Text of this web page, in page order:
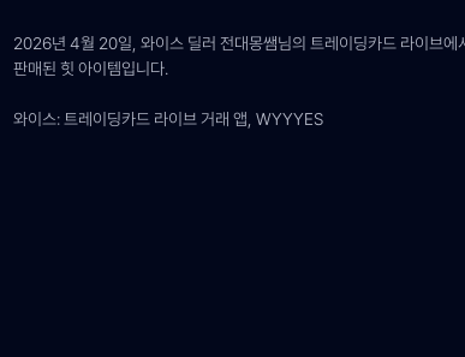
2026년 4월 20일, 와이스 딜러 전대몽쌤님의 트레이딩카드 라이브에
판매된 힛 아이템입니다.
와이스: 트레이딩카드 라이브 거래 앱, WYYYES